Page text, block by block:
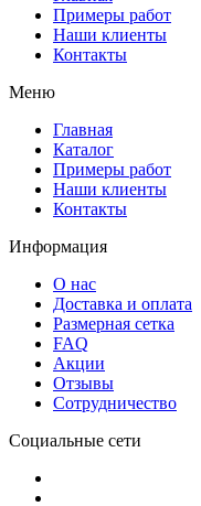
Примеры работ
Наши клиенты
Контакты
Меню
Главная
Каталог
Примеры работ
Наши клиенты
Контакты
Информация
О нас
Доставка и оплата
Размерная сетка
FAQ
Акции
Отзывы
Сотрудничество
Социальные сети